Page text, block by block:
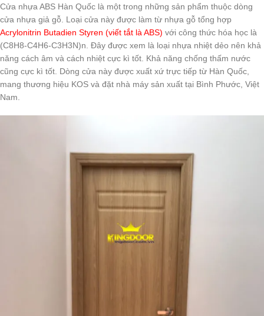
Cửa nhựa ABS Hàn Quốc là một trong những sản phẩm thuộc dòng
cửa nhựa giả gỗ. Loại cửa này được làm từ nhựa gỗ tổng hợp
Acrylonitrin Butadien Styren (viết tắt là ABS) với công thức hóa học là
(C8H8-C4H6-C3H3N)n. Đây được xem là loại nhựa nhiệt dẻo nên khả
năng cách âm và cách nhiệt cực kì tốt. Khả năng chống thấm nước
cũng cực kì tốt. Dòng cửa này được xuất xứ trực tiếp từ Hàn Quốc,
mang thương hiệu KOS và đặt nhà máy sản xuất tại Bình Phước, Việt
Nam.